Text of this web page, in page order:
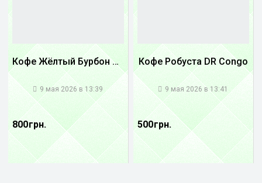
Кофе Жёлтый Бурбон Бразилия
9 мая 2026 в 13:39
800 грн.
Кофе Робуста DR Congo
9 мая 2026 в 13:41
500 грн.